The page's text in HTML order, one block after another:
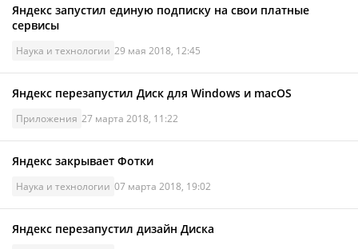
Яндекс запустил единую подписку на свои платные
сервисы
Наука и технологии 29 мая 2018, 12:45
Яндекс перезапустил Диск для Windows и macOS
Приложения 27 марта 2018, 11:22
Яндекс закрывает Фотки
Наука и технологии 07 марта 2018, 19:02
Яндекс перезапустил дизайн Диска